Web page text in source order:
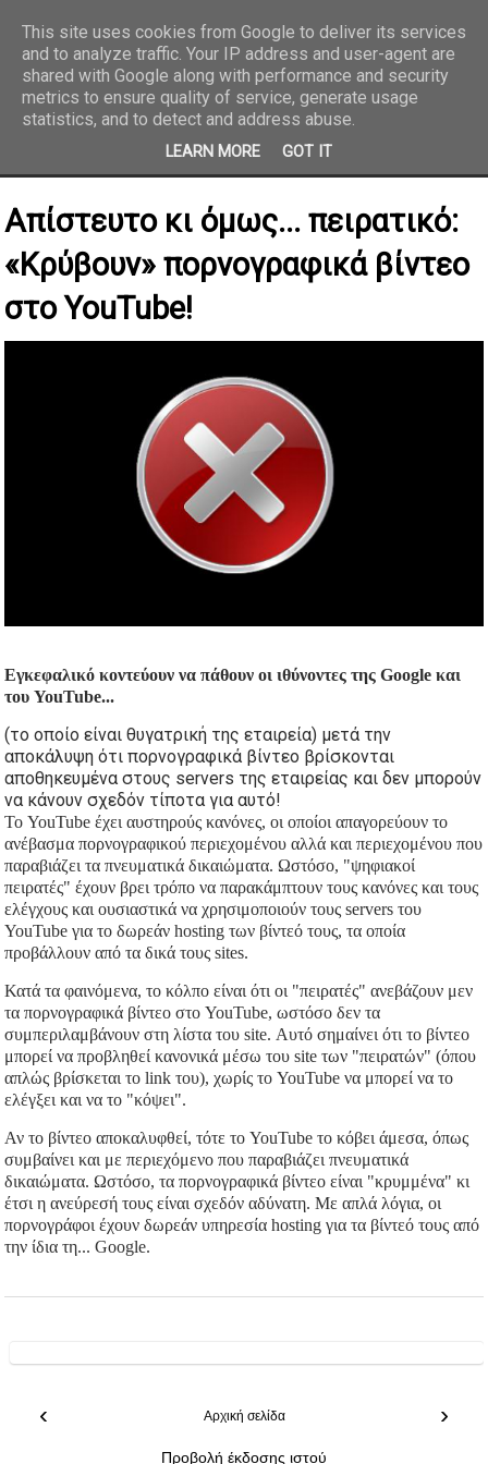
REPORTAZ NET
Απίστευτο κι όμως... πειρατικό:
«Κρύβουν» πορνογραφικά βίντεο
στο YouTube!
Εγκεφαλικό κοντεύουν να πάθουν οι ιθύνοντες της Google και
του YouTube...
(το οποίο είναι θυγατρική της εταιρεία) μετά την
αποκάλυψη ότι πορνογραφικά βίντεο βρίσκονται
αποθηκευμένα στους servers της εταιρείας και δεν μπορούν
να κάνουν σχεδόν τίποτα για αυτό!
Το YouTube έχει αυστηρούς κανόνες, οι οποίοι απαγορεύουν το
ανέβασμα πορνογραφικού περιεχομένου αλλά και περιεχομένου που
παραβιάζει τα πνευματικά δικαιώματα. Ωστόσο, "ψηφιακοί
πειρατές" έχουν βρει τρόπο να παρακάμπτουν τους κανόνες και τους
ελέγχους και ουσιαστικά να χρησιμοποιούν τους servers του
YouTube για το δωρεάν hosting των βίντεό τους, τα οποία
προβάλλουν από τα δικά τους sites.
Κατά τα φαινόμενα, το κόλπο είναι ότι οι "πειρατές" ανεβάζουν μεν
τα πορνογραφικά βίντεο στο YouTube, ωστόσο δεν τα
συμπεριλαμβάνουν στη λίστα του site. Αυτό σημαίνει ότι το βίντεο
μπορεί να προβληθεί κανονικά μέσω του site των "πειρατών" (όπου
απλώς βρίσκεται το link του), χωρίς το YouTube να μπορεί να το
ελέγξει και να το "κόψει".
Αν το βίντεο αποκαλυφθεί, τότε το YouTube το κόβει άμεσα, όπως
συμβαίνει και με περιεχόμενο που παραβιάζει πνευματικά
δικαιώματα. Ωστόσο, τα πορνογραφικά βίντεο είναι "κρυμμένα" κι
έτσι η ανεύρεσή τους είναι σχεδόν αδύνατη. Με απλά λόγια, οι
πορνογράφοι έχουν δωρεάν υπηρεσία hosting για τα βίντεό τους από
την ίδια τη... Google.
‹ ›
Αρχική σελίδα
Προβολή έκδοσης ιστού
This site uses cookies from Google to deliver its services
and to analyze traffic. Your IP address and user-agent are
shared with Google along with performance and security
metrics to ensure quality of service, generate usage
statistics, and to detect and address abuse.
LEARN MORE GOT IT